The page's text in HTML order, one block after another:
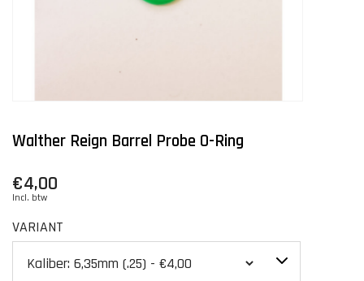
Walther Reign Barrel Probe O-Ring
€4,00
Incl. btw
VARIANT